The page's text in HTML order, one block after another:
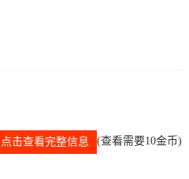
点击查看完整信息 (查看需要10金币)